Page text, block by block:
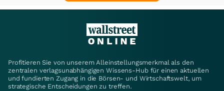
Profitieren Sie von unserem Alleinstellungsmerkmal als den
zentralen verlagsunabhängigen Wissens-Hub für einen aktuellen
und fundierten Zugang in die Börsen- und Wirtschaftswelt, um
strategische Entscheidungen zu treffen.